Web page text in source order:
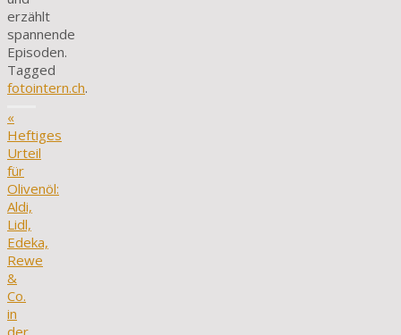
erzählt
spannende
Episoden.
Tagged
fotointern.ch.
«
Heftiges
Urteil
für
Olivenöl:
Aldi,
Lidl,
Edeka,
Rewe
&
Co.
in